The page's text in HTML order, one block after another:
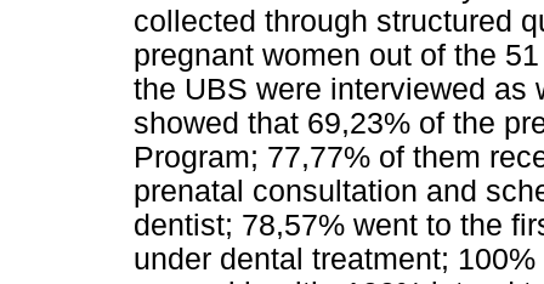
collected through structured
pregnant women out of the
the UBS were interviewed as
showed that 69,23% of the
Program; 77,77% of them
prenatal consultation and
dentist; 78,57% went to the
under dental treatment;